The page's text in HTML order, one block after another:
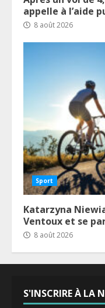
appelle à l’aide
8 août 2026
Sport
Katarzyna
Ventoux et se
8 août 2026
S'INSCRIRE À LA